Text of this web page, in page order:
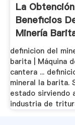
La
Beneficios
Minería
definicion del
barita | Máquina
cantera ...
mineral la barita.
estado sirviendo
industria de